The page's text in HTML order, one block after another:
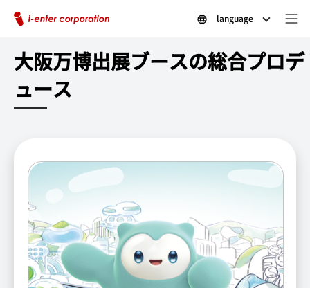
language
大阪万博出展ブースの総合プロデ
ュース